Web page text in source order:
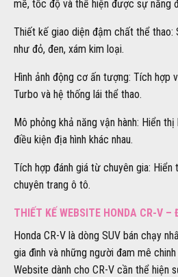
mẽ, tốc độ và thể hiện được sự năng
Thiết kế giao diện đậm chất thể
như đỏ, đen, xám kim loại.
Hình ảnh động cơ ấn tượng: Tích hợp
Turbo và hệ thống lái thể thao.
Mô phỏng khả năng vận hành: Hiển
điều kiện địa hình khác nhau.
Tích hợp đánh giá từ chuyên gia:
chuyên trang ô tô.
THIẾT KẾ WEBSITE HONDA CR-V –
Honda CR-V là dòng SUV bán chạy
gia đình và những người đam mê
Website dành cho CR-V cần thể hiện